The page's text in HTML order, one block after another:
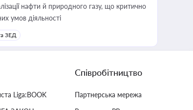
нафти й природного газу, що критично
умов діяльності
ЗЕД
Liga:BOOK
Співробітництво
Партнерська мережа